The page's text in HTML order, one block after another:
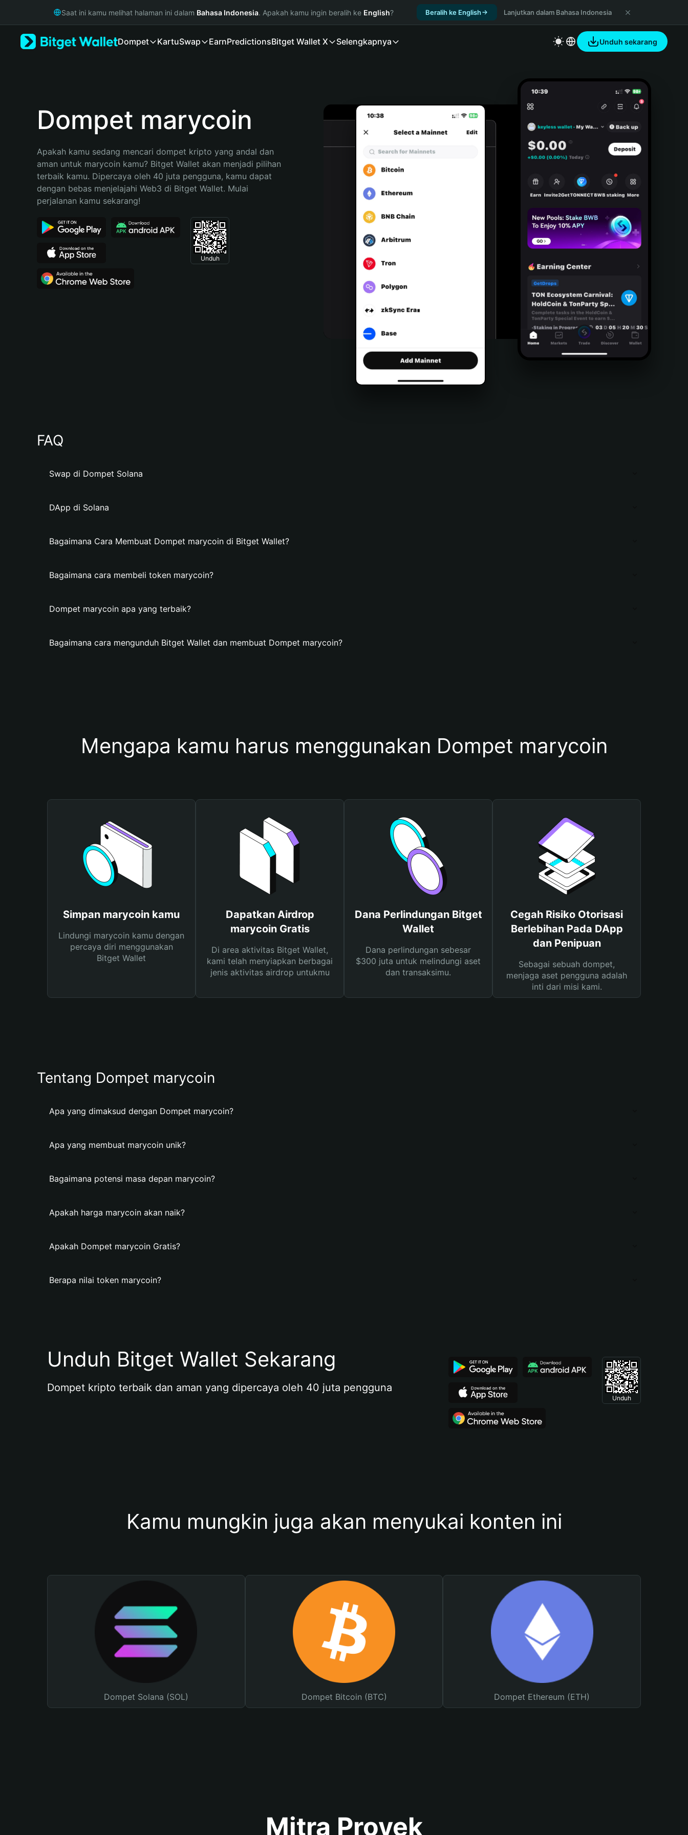
Русский
Bahasa Indonesia
Español (Argentina)
Saat ini kamu melihat halaman ini dalam Bahasa Indonesia. Apakah kamu ingin beralih ke English? Beralih ke English Lanjutkan dalam Bahasa Indonesia
Dompet KartuSwap EarnPredictionsBitget Wallet X Selengkapnya Unduh sekarang
Dompet marycoin
Apakah kamu sedang mencari dompet kripto yang andal dan
aman untuk marycoin kamu? Bitget Wallet akan menjadi pilihan
terbaik kamu. Dipercaya oleh 40 juta pengguna, kamu dapat
dengan bebas menjelajahi Web3 di Bitget Wallet. Mulai
perjalanan kamu sekarang!
Unduh
FAQ
Swap di Dompet Solana
DApp di Solana
Bagaimana Cara Membuat Dompet marycoin di Bitget Wallet?
Bagaimana cara membeli token marycoin?
Dompet marycoin apa yang terbaik?
Bagaimana cara mengunduh Bitget Wallet dan membuat Dompet marycoin?
Mengapa kamu harus menggunakan Dompet marycoin
Simpan marycoin kamu
Lindungi marycoin kamu dengan
percaya diri menggunakan
Bitget Wallet
Dapatkan Airdrop
marycoin Gratis
Di area aktivitas Bitget Wallet,
kami telah menyiapkan berbagai
jenis aktivitas airdrop untukmu
Dana Perlindungan Bitget
Wallet
Dana perlindungan sebesar
$300 juta untuk melindungi aset
dan transaksimu.
Cegah Risiko Otorisasi
Berlebihan Pada DApp
dan Penipuan
Sebagai sebuah dompet,
menjaga aset pengguna adalah
inti dari misi kami.
Tentang Dompet marycoin
Apa yang dimaksud dengan Dompet marycoin?
Apa yang membuat marycoin unik?
Bagaimana potensi masa depan marycoin?
Apakah harga marycoin akan naik?
Apakah Dompet marycoin Gratis?
Berapa nilai token marycoin?
Unduh Bitget Wallet Sekarang
Dompet kripto terbaik dan aman yang dipercaya oleh 40 juta pengguna
Unduh
Kamu mungkin juga akan menyukai konten ini
Dompet Solana (SOL) Dompet Bitcoin (BTC) Dompet Ethereum (ETH)
Mitra Proyek